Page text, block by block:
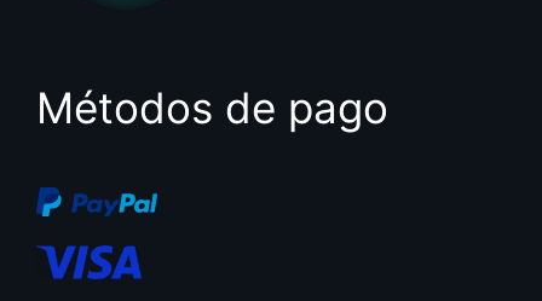
Métodos de pago